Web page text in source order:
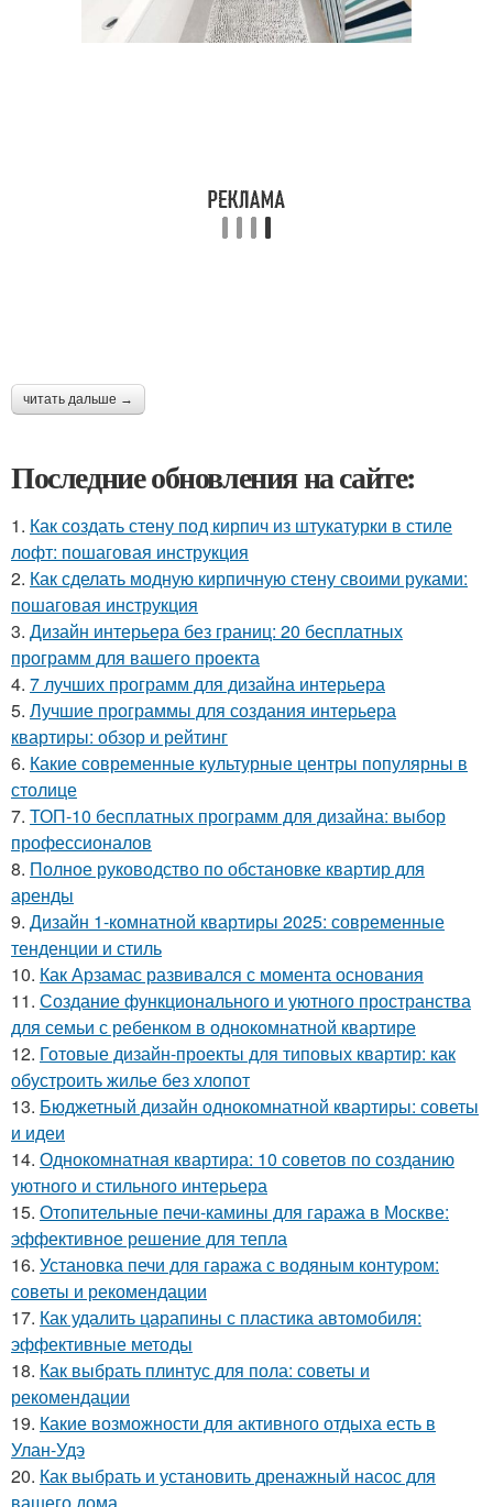
читать дальше →
Последние обновления на сайте:
1. Как создать стену под кирпич из штукатурки в стиле
лофт: пошаговая инструкция
2. Как сделать модную кирпичную стену своими руками:
пошаговая инструкция
3. Дизайн интерьера без границ: 20 бесплатных
программ для вашего проекта
4. 7 лучших программ для дизайна интерьера
5. Лучшие программы для создания интерьера
квартиры: обзор и рейтинг
6. Какие современные культурные центры популярны в
столице
7. ТОП-10 бесплатных программ для дизайна: выбор
профессионалов
8. Полное руководство по обстановке квартир для
аренды
9. Дизайн 1-комнатной квартиры 2025: современные
тенденции и стиль
10. Как Арзамас развивался с момента основания
11. Создание функционального и уютного пространства
для семьи с ребенком в однокомнатной квартире
12. Готовые дизайн-проекты для типовых квартир: как
обустроить жилье без хлопот
13. Бюджетный дизайн однокомнатной квартиры: советы
и идеи
14. Однокомнатная квартира: 10 советов по созданию
уютного и стильного интерьера
15. Отопительные печи-камины для гаража в Москве:
эффективное решение для тепла
16. Установка печи для гаража с водяным контуром:
советы и рекомендации
17. Как удалить царапины с пластика автомобиля:
эффективные методы
18. Как выбрать плинтус для пола: советы и
рекомендации
19. Какие возможности для активного отдыха есть в
Улан-Удэ
20. Как выбрать и установить дренажный насос для
вашего дома